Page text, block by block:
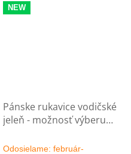
NEW
Pánske rukavice vodičské
jeleň - možnosť výberu
Odosielame: február-